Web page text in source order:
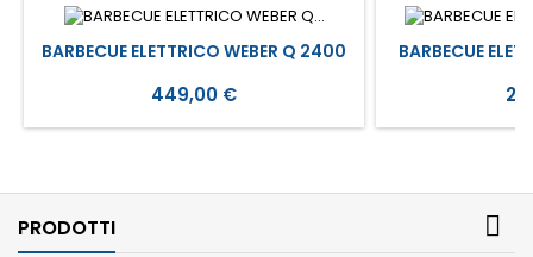
BARBECUE ELETTRICO WEBER Q 2400
Prezzo
449,00 €
BARBECUE
PRODOTTI 